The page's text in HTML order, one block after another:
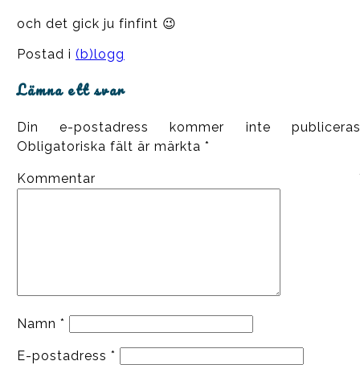
och det gick ju finfint 😉
Postad i (b)logg
Lämna ett svar
Din e-postadress kommer inte
Obligatoriska fält är märkta *
Kommentar
Namn *
E-postadress *